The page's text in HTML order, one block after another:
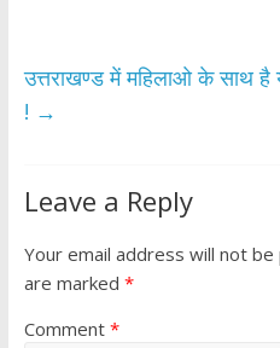
k p
उत्तराखण्ड में महिलाओ के साथ है
! →
Leave a Reply
Your email address will not be
are marked *
Comment *